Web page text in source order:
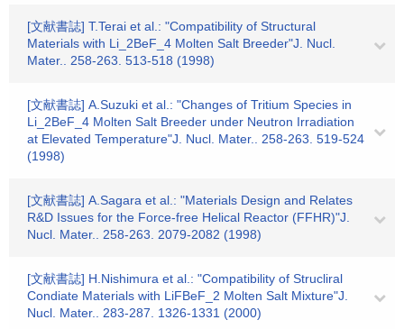
[文献書誌] T.Terai et al.: "Compatibility of Structural
Materials with Li_2BeF_4 Molten Salt Breeder"J. Nucl.
Mater.. 258-263. 513-518 (1998)
[文献書誌] A.Suzuki et al.: "Changes of Tritium Species in
Li_2BeF_4 Molten Salt Breeder under Neutron Irradiation
at Elevated Temperature"J. Nucl. Mater.. 258-263. 519-524
(1998)
[文献書誌] A.Sagara et al.: "Materials Design and Relates
R&D Issues for the Force-free Helical Reactor (FFHR)"J.
Nucl. Mater.. 258-263. 2079-2082 (1998)
[文献書誌] H.Nishimura et al.: "Compatibility of Strucliral
Condiate Materials with LiFBeF_2 Molten Salt Mixture"J.
Nucl. Mater.. 283-287. 1326-1331 (2000)